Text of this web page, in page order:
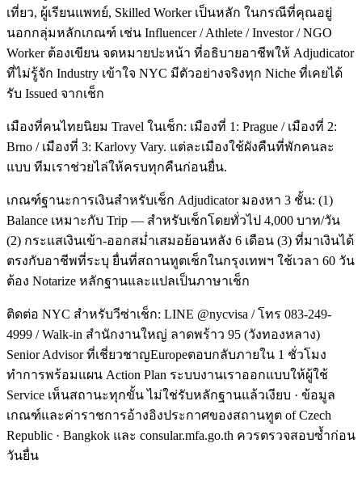
เที่ยว, ผู้เรียนแพทย์, Skilled Worker เป็นหลัก ในกรณีที่คุณอยู่
นอกกลุ่มหลักเกณฑ์ เช่น Influencer / Athlete / Investor / NGO
Worker ต้องเขียน จดหมายปะหน้า ที่อธิบายอาชีพให้ Adjudicator
ที่ไม่รู้จัก Industry เข้าใจ NYC มีตัวอย่างจริงทุก Niche ที่เคยได้
รับ Issued จากเช็ก
เมืองที่คนไทยนิยม Travel ในเช็ก: เมืองที่ 1: Prague / เมืองที่ 2:
Brno / เมืองที่ 3: Karlovy Vary. แต่ละเมืองใช้ผังคืนที่พักคนละ
แบบ ทีมเราช่วยไล่ให้ครบทุกคืนก่อนยื่น.
เกณฑ์ฐานะการเงินสำหรับเช็ก Adjudicator มองหา 3 ชั้น: (1)
Balance เหมาะกับ Trip — สำหรับเช็กโดยทั่วไป 4,000 บาท/วัน
(2) กระแสเงินเข้า-ออกสม่ำเสมอย้อนหลัง 6 เดือน (3) ที่มาเงินได้
ตรงกับอาชีพที่ระบุ ยื่นที่สถานทูตเช็กในกรุงเทพฯ ใช้เวลา 60 วัน
ต้อง Notarize หลักฐานและแปลเป็นภาษาเช็ก
ติดต่อ NYC สำหรับวีซ่าเช็ก: LINE @nycvisa / โทร 083-249-
4999 / Walk-in สำนักงานใหญ่ ลาดพร้าว 95 (วังทองหลาง)
Senior Advisor ที่เชี่ยวชาญEuropeตอบกลับภายใน 1 ชั่วโมง
ทำการพร้อมแผน Action Plan ระบบงานเราออกแบบให้ผู้ใช้
Service เห็นสถานะทุกขั้น ไม่ใช่รับหลักฐานแล้วเงียบ · ข้อมูล
เกณฑ์และค่าราชการอ้างอิงประกาศของสถานทูต of Czech
Republic · Bangkok และ consular.mfa.go.th ควรตรวจสอบซ้ำก่อน
วันยื่น